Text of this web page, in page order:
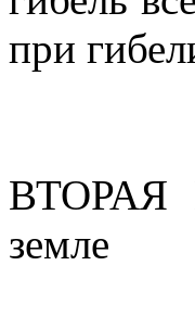
при
ВТОРАЯ
земле